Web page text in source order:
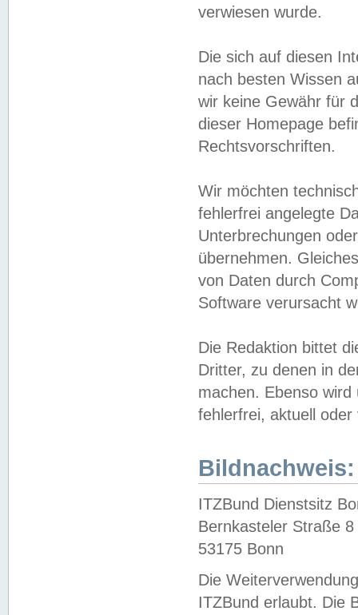
verwiesen wurde.
Die sich auf diesen
nach besten Wissen
wir keine Gewähr für
dieser Homepage
Rechtsvorschriften.
Wir möchten
fehlerfrei angelegte
Unterbrechungen
übernehmen.
von Daten durch
Software verursacht
Die Redaktion bittet
Dritter, zu denen in
machen. Ebenso
fehlerfrei, aktuell oder
Bildnachweis:
ITZBund Dienstsitz
Bernkasteler Straße 8
53175 Bonn
Die
ITZBund erlaubt. Die